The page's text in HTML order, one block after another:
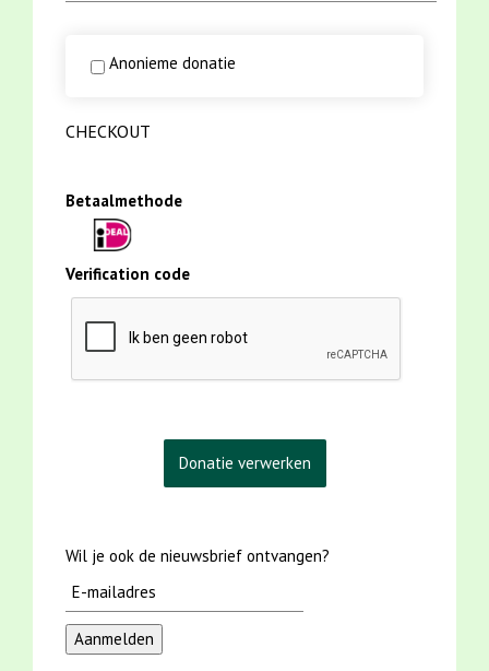
Anonieme donatie
CHECKOUT
Betaalmethode
Verification code
Wil je ook de nieuwsbrief ontvangen?